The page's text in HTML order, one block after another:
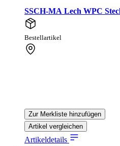
SSCH-MA Lech WPC
Bestellartikel
Zur Merkliste hinzufügen
Artikel vergleichen
Artikeldetails